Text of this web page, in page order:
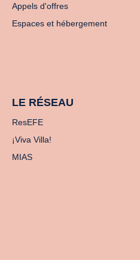
Appels d'offres
Espaces et hébergement
LE RÉSEAU
ResEFE
¡Viva Villa!
MIAS